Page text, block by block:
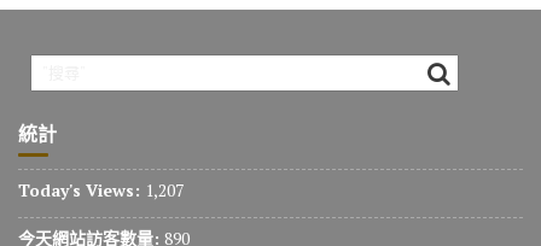
統計
Today's Views: 1,207
今天網站訪客數量: 890